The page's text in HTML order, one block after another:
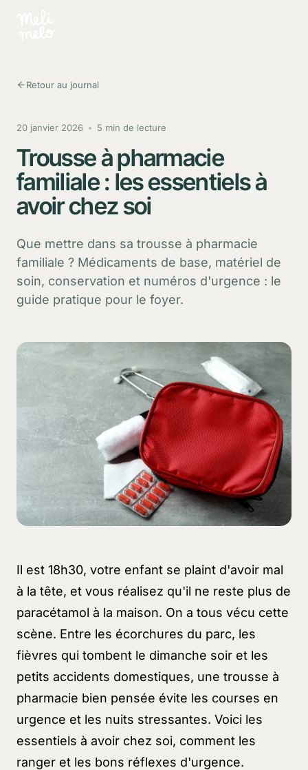
Retour au journal
20 janvier 2026 5 min de lecture
Trousse à pharmacie
familiale : les essentiels à
avoir chez soi
Que mettre dans sa trousse à pharmacie
familiale ? Médicaments de base, matériel de
soin, conservation et numéros d'urgence : le
guide pratique pour le foyer.
Il est 18h30, votre enfant se plaint d'avoir mal
à la tête, et vous réalisez qu'il ne reste plus de
paracétamol à la maison. On a tous vécu cette
scène. Entre les écorchures du parc, les
fièvres qui tombent le dimanche soir et les
petits accidents domestiques, une trousse à
pharmacie bien pensée évite les courses en
urgence et les nuits stressantes. Voici les
essentiels à avoir chez soi, comment les
ranger et les bons réflexes d'urgence.